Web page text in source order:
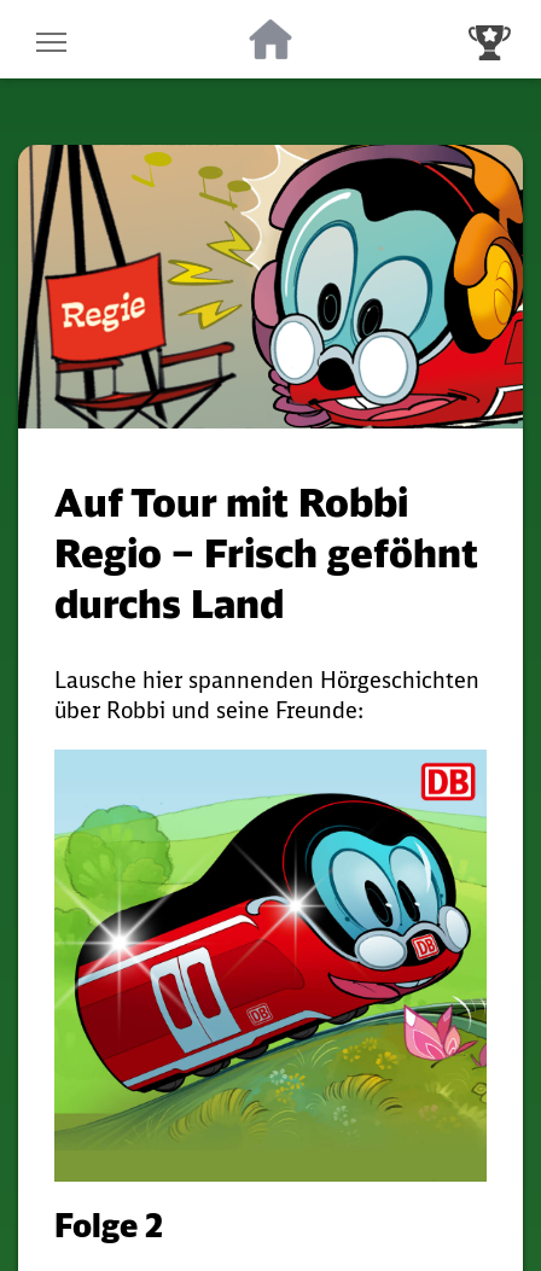
Auf Tour mit Robbi
Regio – Frisch geföhnt
durchs Land
Lausche hier spannenden Hörgeschichten
über Robbi und seine Freunde:
Folge 2